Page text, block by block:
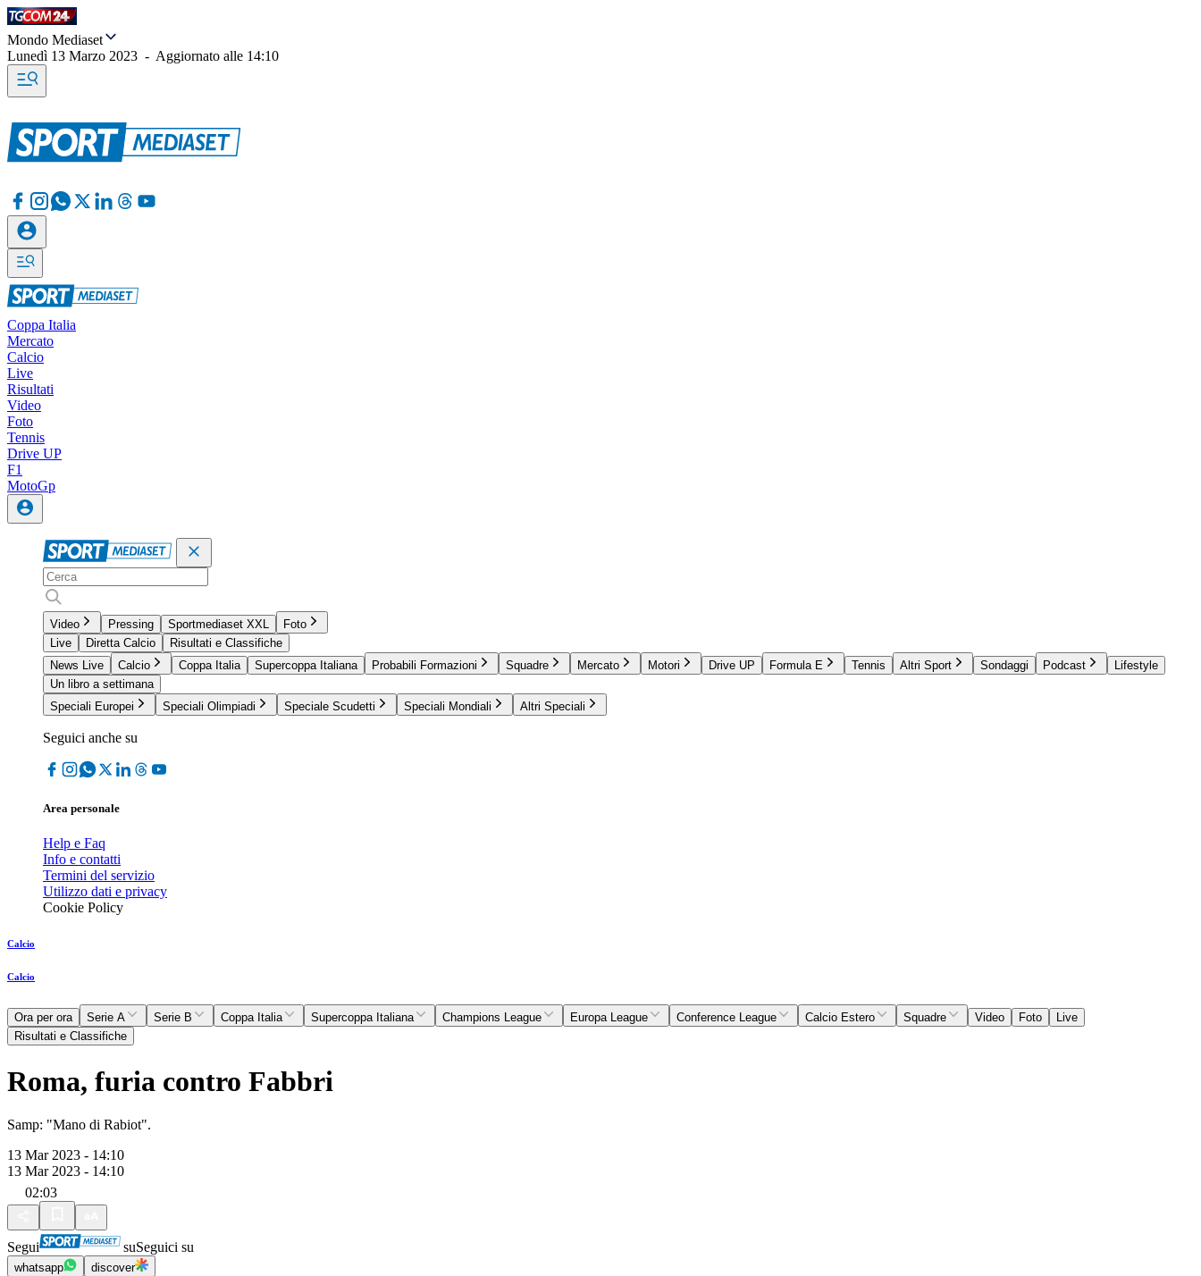
Mondo Mediaset
Lunedì 13 Marzo 2023 - Aggiornato alle 14:10
Coppa Italia
Mercato
Calcio
Live
Risultati
Video
Foto
Tennis
Drive UP
F1
MotoGp
Video Pressing Sportmediaset XXL
Foto
Live
Diretta Calcio
Risultati e Classifiche
News Live
Calcio Coppa Italia Supercoppa Italiana Probabili Formazioni Squadre Mercato Motori Drive UP Formula E Tennis Altri Sport Sondaggi Podcast
Lifestyle
Un libro a settimana
Speciali Europei
Speciali Olimpiadi Speciale Scudetti Speciali Mondiali Altri Speciali
Seguici anche su
Area personale
Help e Faq
Info e contatti
Termini del servizio
Utilizzo dati e privacy
Cookie Policy
Calcio
Calcio
Ora per ora Serie A Serie B Coppa Italia Supercoppa Italiana Champions League Europa League Conference League Calcio Estero Squadre Video Foto
Live
Risultati e Classifiche
Roma, furia contro Fabbri
Samp: "Mano di Rabiot".
13 Mar 2023 - 14:10
13 Mar 2023 - 14:10
02:03
Segui suSeguici su
whatsapp discover